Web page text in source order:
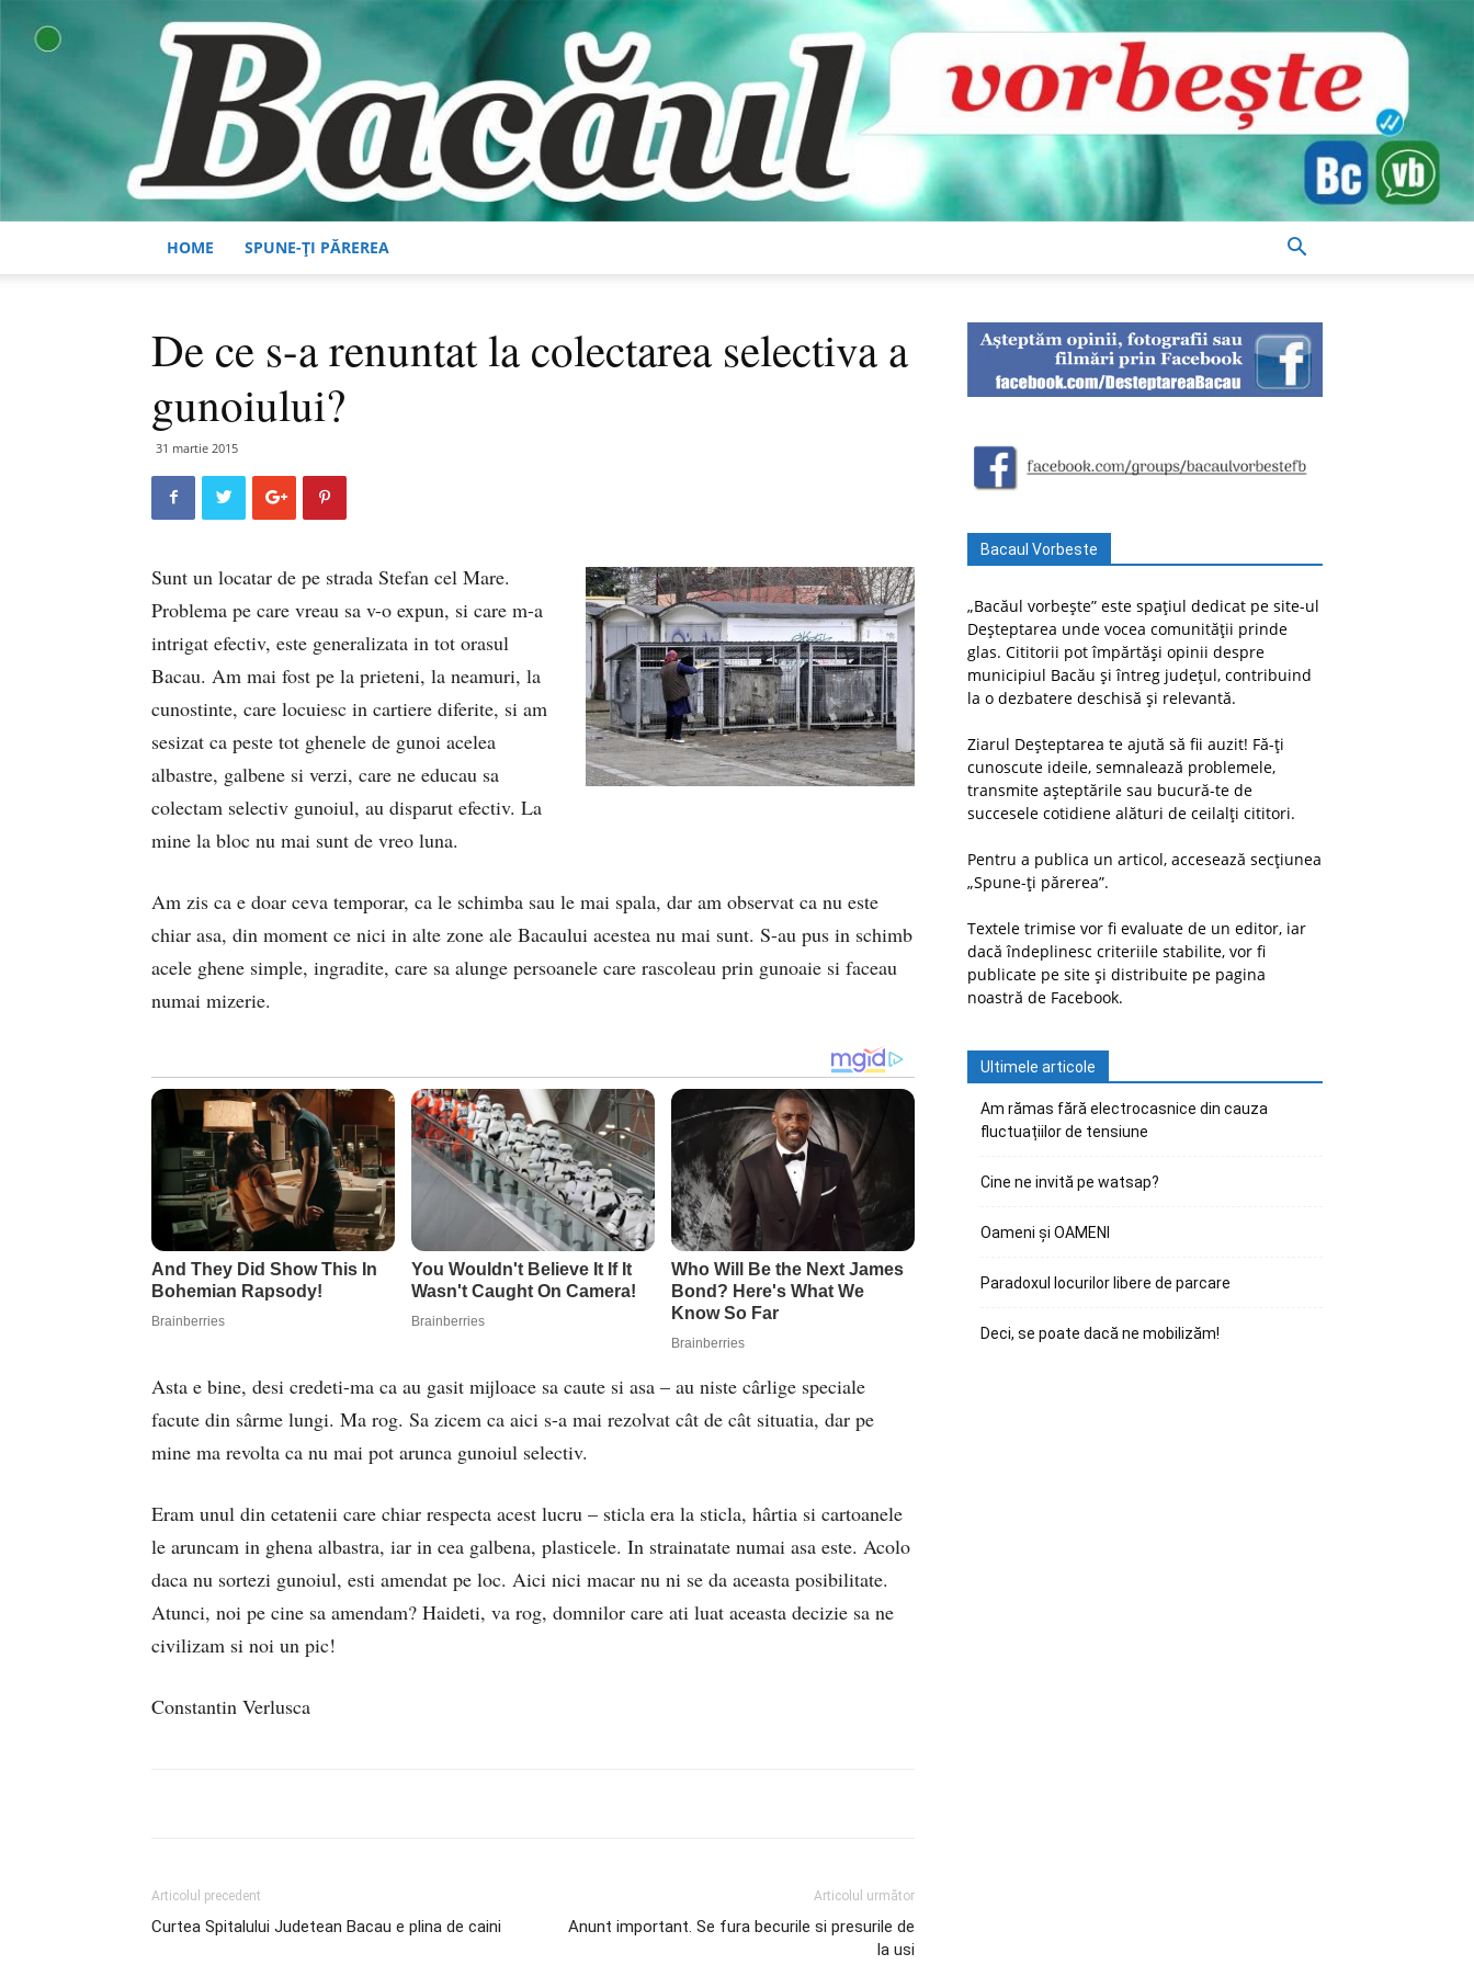
HOME SPUNE-ȚI PĂREREA
De ce s-a renuntat la colectarea selectiva a
gunoiului?
31 martie 2015
Sunt un locatar de pe strada Stefan cel Mare.
Problema pe care vreau sa v-o expun, si care m-a
intrigat efectiv, este generalizata in tot orasul
Bacau. Am mai fost pe la prieteni, la neamuri, la
cunostinte, care locuiesc in cartiere diferite, si am
sesizat ca peste tot ghenele de gunoi acelea
albastre, galbene si verzi, care ne educau sa
colectam selectiv gunoiul, au disparut efectiv. La
mine la bloc nu mai sunt de vreo luna.
Am zis ca e doar ceva temporar, ca le schimba sau le mai spala, dar am observat ca nu este
chiar asa, din moment ce nici in alte zone ale Bacaului acestea nu mai sunt. S-au pus in schimb
acele ghene simple, ingradite, care sa alunge persoanele care rascoleau prin gunoaie si faceau
numai mizerie.
Asta e bine, desi credeti-ma ca au gasit mijloace sa caute si asa – au niste cârlige speciale
facute din sârme lungi. Ma rog. Sa zicem ca aici s-a mai rezolvat cât de cât situatia, dar pe
mine ma revolta ca nu mai pot arunca gunoiul selectiv.
Eram unul din cetatenii care chiar respecta acest lucru – sticla era la sticla, hârtia si cartoanele
le aruncam in ghena albastra, iar in cea galbena, plasticele. In strainatate numai asa este. Acolo
daca nu sortezi gunoiul, esti amendat pe loc. Aici nici macar nu ni se da aceasta posibilitate.
Atunci, noi pe cine sa amendam? Haideti, va rog, domnilor care ati luat aceasta decizie sa ne
civilizam si noi un pic!
Constantin Verlusca
Articolul precedent
Curtea Spitalului Judetean Bacau e plina de caini
Articolul următor
Anunt important. Se fura becurile si presurile de
la usi
Bacaul Vorbeste
„Bacăul vorbește” este spațiul dedicat pe site-ul
Deșteptarea unde vocea comunității prinde
glas. Cititorii pot împărtăși opinii despre
municipiul Bacău și întreg județul, contribuind
la o dezbatere deschisă și relevantă.
Ziarul Deșteptarea te ajută să fii auzit! Fă-ți
cunoscute ideile, semnalează problemele,
transmite așteptările sau bucură-te de
succesele cotidiene alături de ceilalți cititori.
Pentru a publica un articol, accesează secțiunea
„Spune-ți părerea”.
Textele trimise vor fi evaluate de un editor, iar
dacă îndeplinesc criteriile stabilite, vor fi
publicate pe site și distribuite pe pagina
noastră de Facebook.
Ultimele articole
Am rămas fără electrocasnice din cauza
fluctuațiilor de tensiune
Cine ne invită pe watsap?
Oameni și OAMENI
Paradoxul locurilor libere de parcare
Deci, se poate dacă ne mobilizăm!